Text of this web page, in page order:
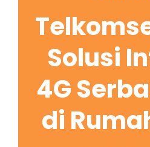
Solusi
4G
di